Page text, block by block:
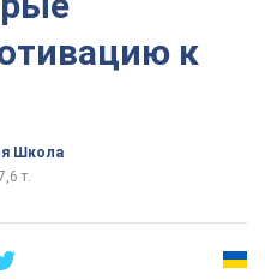
к
Школа
т.